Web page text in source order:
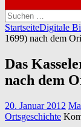
Suchen
nach:
StartseiteDigitale
1699) nach dem
Das
nach dem
20. Januar 2012
Ortsgeschichte